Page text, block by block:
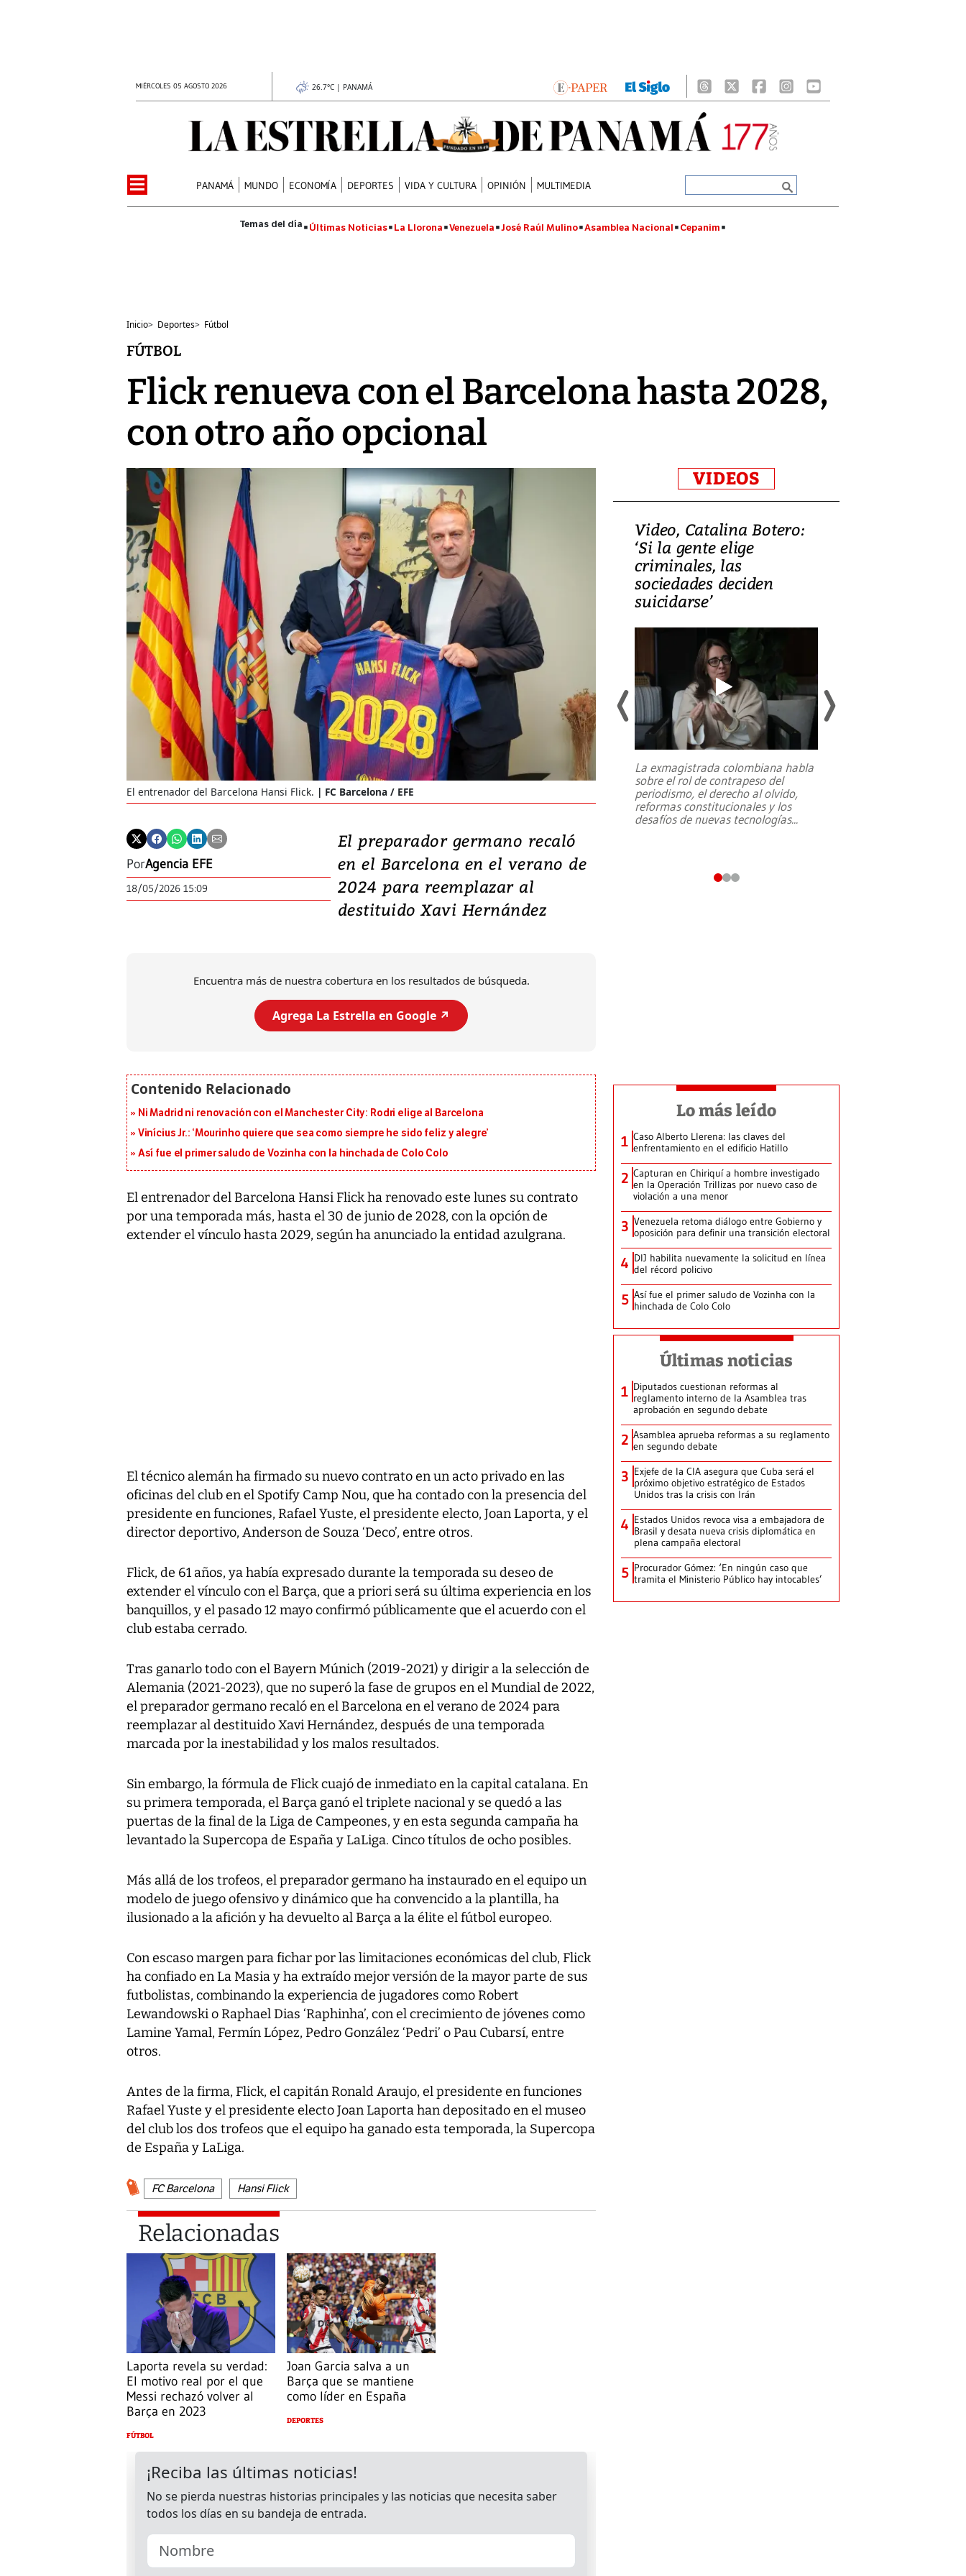
MIÉRCOLES 05 AGOSTO 2026 26.7°C | PANAMÁ
PANAMÁ MUNDO ECONOMÍA DEPORTES VIDA Y CULTURA OPINIÓN MULTIMEDIA
Últimas Noticias La Llorona Venezuela José Raúl Mulino Asamblea Nacional Cepanim
Inicio> Deportes> Fútbol
FÚTBOL
Flick renueva con el Barcelona hasta 2028,
con otro año opcional
El entrenador del Barcelona Hansi Flick. FC Barcelona / EFE
PorAgencia EFE
18/05/2026 15:09
El preparador germano recaló
en el Barcelona en el verano de
2024 para reemplazar al
destituido Xavi Hernández
Encuentra más de nuestra cobertura en los resultados de búsqueda.
Agrega La Estrella en Google ↗️
Ni Madrid ni renovación con el Manchester City: Rodri elige al Barcelona
Vinícius Jr.: ‘Mourinho quiere que sea como siempre he sido feliz y alegre’
Así fue el primer saludo de Vozinha con la hinchada de Colo Colo
El entrenador del Barcelona Hansi Flick ha renovado este lunes su contrato
por una temporada más, hasta el 30 de junio de 2028, con la opción de
extender el vínculo hasta 2029, según ha anunciado la entidad azulgrana.
El técnico alemán ha firmado su nuevo contrato en un acto privado en las
oficinas del club en el Spotify Camp Nou, que ha contado con la presencia del
presidente en funciones, Rafael Yuste, el presidente electo, Joan Laporta, y el
director deportivo, Anderson de Souza ‘Deco’, entre otros.
Flick, de 61 años, ya había expresado durante la temporada su deseo de
extender el vínculo con el Barça, que a priori será su última experiencia en los
banquillos, y el pasado 12 mayo confirmó públicamente que el acuerdo con el
club estaba cerrado.
Tras ganarlo todo con el Bayern Múnich (2019-2021) y dirigir a la selección de
Alemania (2021-2023), que no superó la fase de grupos en el Mundial de 2022,
el preparador germano recaló en el Barcelona en el verano de 2024 para
reemplazar al destituido Xavi Hernández, después de una temporada
marcada por la inestabilidad y los malos resultados.
Sin embargo, la fórmula de Flick cuajó de inmediato en la capital catalana. En
su primera temporada, el Barça ganó el triplete nacional y se quedó a las
puertas de la final de la Liga de Campeones, y en esta segunda campaña ha
levantado la Supercopa de España y LaLiga. Cinco títulos de ocho posibles.
Más allá de los trofeos, el preparador germano ha instaurado en el equipo un
modelo de juego ofensivo y dinámico que ha convencido a la plantilla, ha
ilusionado a la afición y ha devuelto al Barça a la élite el fútbol europeo.
Con escaso margen para fichar por las limitaciones económicas del club, Flick
ha confiado en La Masia y ha extraído mejor versión de la mayor parte de sus
futbolistas, combinando la experiencia de jugadores como Robert
Lewandowski o Raphael Dias ‘Raphinha’, con el crecimiento de jóvenes como
Lamine Yamal, Fermín López, Pedro González ‘Pedri’ o Pau Cubarsí, entre
otros.
Antes de la firma, Flick, el capitán Ronald Araujo, el presidente en funciones
Rafael Yuste y el presidente electo Joan Laporta han depositado en el museo
del club los dos trofeos que el equipo ha ganado esta temporada, la Supercopa
de España y LaLiga.
FC Barcelona Hansi Flick
Relacionadas
Laporta revela su verdad:
El motivo real por el que
Messi rechazó volver al
Barça en 2023
FÚTBOL
Joan Garcia salva a un
Barça que se mantiene
como líder en España
DEPORTES
VIDEOS
Video, Japón: Terremoto
deja heridos y graves
daños en Kumamoto
Un fuerte terremoto de magnitud
7,1 se registró este martes 28 de
julio en la prefectura de Kumamoto,
al sur de Japón, provocando una
emergencia de gran...
Video, Catalina Botero:
‘Si la gente elige
criminales, las
sociedades deciden
suicidarse’
La exmagistrada colombiana habla
sobre el rol de contrapeso del
periodismo, el derecho al olvido,
reformas constitucionales y los
desafíos de nuevas tecnologías...
Lo más leído
1 Caso Alberto Llerena: las claves del
enfrentamiento en el edificio Hatillo
2 Capturan en Chiriquí a hombre investigado
en la Operación Trillizas por nuevo caso de
violación a una menor
3 Venezuela retoma diálogo entre Gobierno y
oposición para definir una transición electoral
4 DIJ habilita nuevamente la solicitud en línea
del récord policivo
5 Así fue el primer saludo de Vozinha con la
hinchada de Colo Colo
Últimas noticias
1 Diputados cuestionan reformas al
reglamento interno de la Asamblea tras
aprobación en segundo debate
2 Asamblea aprueba reformas a su reglamento
en segundo debate
3 Exjefe de la CIA asegura que Cuba será el
próximo objetivo estratégico de Estados
Unidos tras la crisis con Irán
4 Estados Unidos revoca visa a embajadora de
Brasil y desata nueva crisis diplomática en
plena campaña electoral
5 Procurador Gómez: ‘En ningún caso que
tramita el Ministerio Público hay intocables’